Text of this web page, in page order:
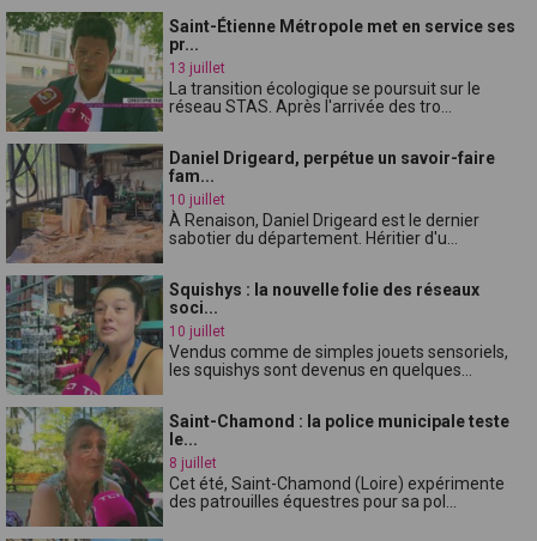
Saint-Étienne Métropole met en service ses
pr...
13 juillet
La transition écologique se poursuit sur le
réseau STAS. Après l'arrivée des tro...
Daniel Drigeard, perpétue un savoir-faire
fam...
10 juillet
À Renaison, Daniel Drigeard est le dernier
sabotier du département. Héritier d'u...
Squishys : la nouvelle folie des réseaux
soci...
10 juillet
Vendus comme de simples jouets sensoriels,
les squishys sont devenus en quelques...
Saint-Chamond : la police municipale teste
le...
8 juillet
Cet été, Saint-Chamond (Loire) expérimente
des patrouilles équestres pour sa pol...